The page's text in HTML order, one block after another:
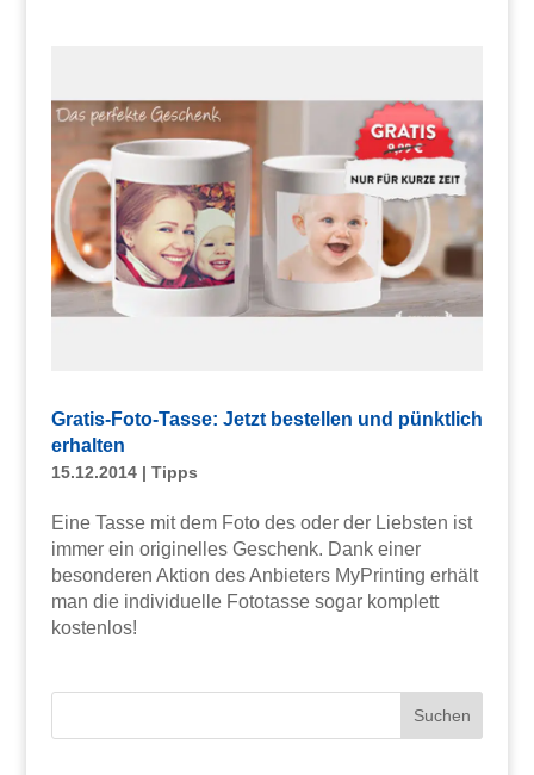
Gratis-Foto-Tasse: Jetzt bestellen und pünktlich
erhalten
15.12.2014| Tipps
Eine Tasse mit dem Foto des oder der Liebsten ist
immer ein originelles Geschenk. Dank einer
besonderen Aktion des Anbieters MyPrinting erhält
man die individuelle Fototasse sogar komplett
kostenlos!